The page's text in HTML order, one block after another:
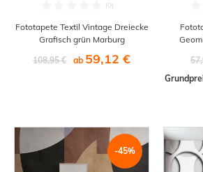
Fototapete Textil Vintage Dreiecke
Grafisch grün Marburg
108,95 €
ab 59,12 €
-45%